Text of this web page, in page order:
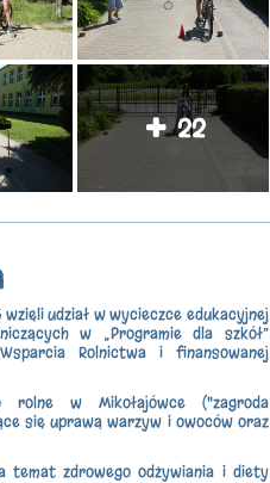
22
udział w wycieczce edukacyjnej
w „Programie dla szkół”
Rolnictwa i finansowanej
rolne w Mikołajówce ("zagroda
się uprawą warzyw i owoców oraz
temat zdrowego odżywiania i diety